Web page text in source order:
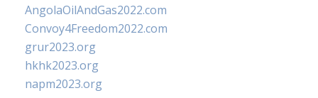
AngolaOilAndGas2022.com
Convoy4Freedom2022.com
grur2023.org
hkhk2023.org
napm2023.org